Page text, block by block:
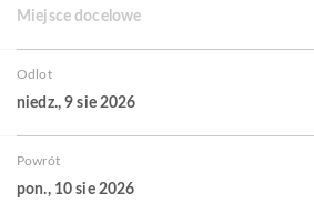
Miejsce docelowe
Odlot
niedz., 9 sie 2026
Powrót
pon., 10 sie 2026